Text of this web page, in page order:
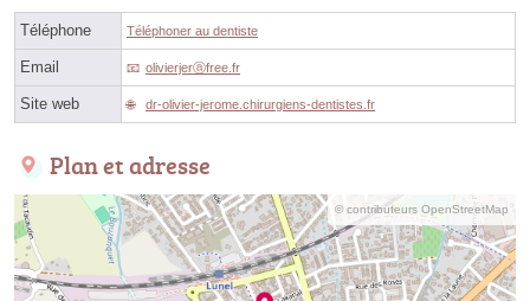
Téléphone Téléphoner au dentiste
Email olivierjerⓐfree.fr
Site web dr-olivier-jerome.chirurgiens-dentistes.fr
Plan et adresse
© contributeurs OpenStreetMap